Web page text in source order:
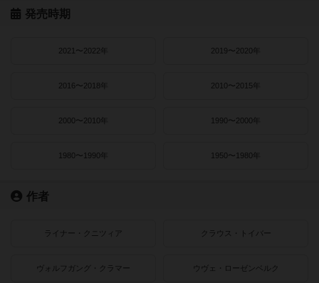
発売時期
2021〜2022年 2019〜2020年
2016〜2018年 2010〜2015年
2000〜2010年 1990〜2000年
1980〜1990年 1950〜1980年
作者
ライナー・クニツィア クラウス・トイバー
ヴォルフガング・クラマー ウヴェ・ローゼンベルク